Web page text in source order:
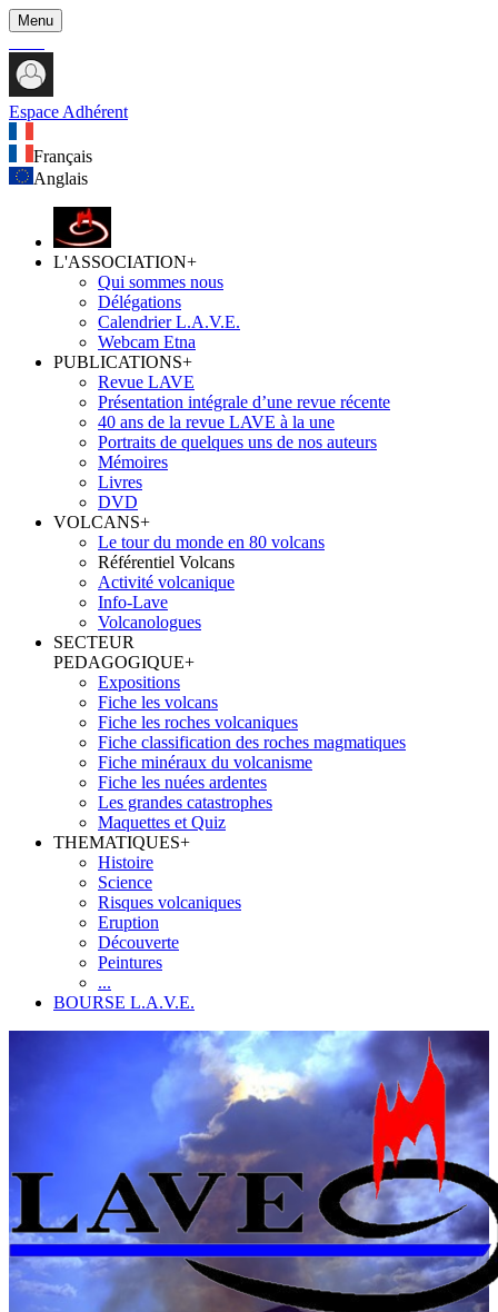
Menu
Espace Adhérent
Français
Anglais
L'ASSOCIATION+
Qui sommes nous
Délégations
Calendrier L.A.V.E.
Webcam Etna
PUBLICATIONS+
Revue LAVE
Présentation intégrale d’une revue récente
40 ans de la revue LAVE à la une
Portraits de quelques uns de nos auteurs
Mémoires
Livres
DVD
VOLCANS+
Le tour du monde en 80 volcans
Référentiel Volcans
Activité volcanique
Info-Lave
Volcanologues
SECTEUR
PEDAGOGIQUE+
Expositions
Fiche les volcans
Fiche les roches volcaniques
Fiche classification des roches magmatiques
Fiche minéraux du volcanisme
Fiche les nuées ardentes
Les grandes catastrophes
Maquettes et Quiz
THEMATIQUES+
Histoire
Science
Risques volcaniques
Eruption
Découverte
Peintures
...
BOURSE L.A.V.E.